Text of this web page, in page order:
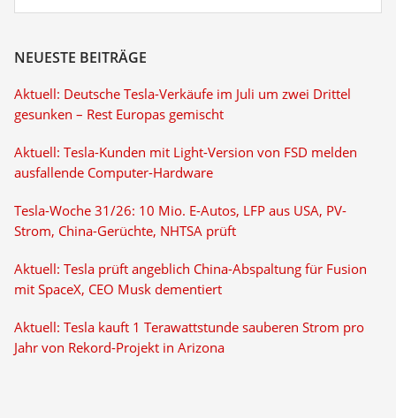
NEUESTE BEITRÄGE
Aktuell: Deutsche Tesla-Verkäufe im Juli um zwei Drittel
gesunken – Rest Europas gemischt
Aktuell: Tesla-Kunden mit Light-Version von FSD melden
ausfallende Computer-Hardware
Tesla-Woche 31/26: 10 Mio. E-Autos, LFP aus USA, PV-
Strom, China-Gerüchte, NHTSA prüft
Aktuell: Tesla prüft angeblich China-Abspaltung für Fusion
mit SpaceX, CEO Musk dementiert
Aktuell: Tesla kauft 1 Terawattstunde sauberen Strom pro
Jahr von Rekord-Projekt in Arizona